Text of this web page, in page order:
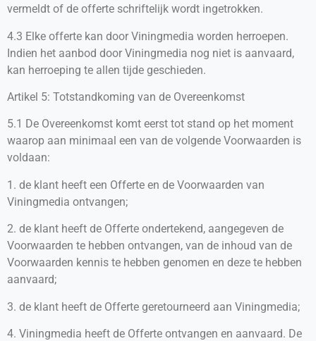
vermeldt of de offerte schriftelijk wordt ingetrokken.
4.3 Elke offerte kan door Viningmedia worden herroepen.
Indien het aanbod door Viningmedia nog niet is aanvaard,
kan herroeping te allen tijde geschieden.
Artikel 5: Totstandkoming van de Overeenkomst
5.1 De Overeenkomst komt eerst tot stand op het moment
waarop aan minimaal een van de volgende Voorwaarden is
voldaan:
1. de klant heeft een Offerte en de Voorwaarden van
Viningmedia ontvangen;
2. de klant heeft de Offerte ondertekend, aangegeven de
Voorwaarden te hebben ontvangen, van de inhoud van de
Voorwaarden kennis te hebben genomen en deze te hebben
aanvaard;
3. de klant heeft de Offerte geretourneerd aan Viningmedia;
4. Viningmedia heeft de Offerte ontvangen en aanvaard. De